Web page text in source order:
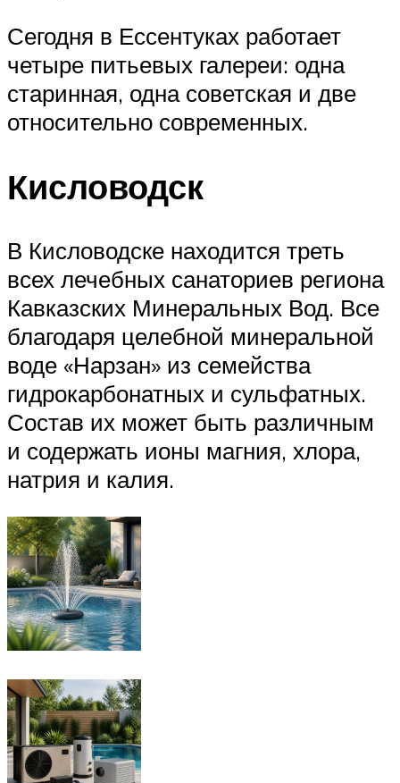
Сегодня в Ессентуках работает
четыре питьевых галереи: одна
старинная, одна советская и две
относительно современных.
Кисловодск
В Кисловодске находится треть
всех лечебных санаториев региона
Кавказских Минеральных Вод. Все
благодаря целебной минеральной
воде «Нарзан» из семейства
гидрокарбонатных и сульфатных.
Состав их может быть различным
и содержать ионы магния, хлора,
натрия и калия.